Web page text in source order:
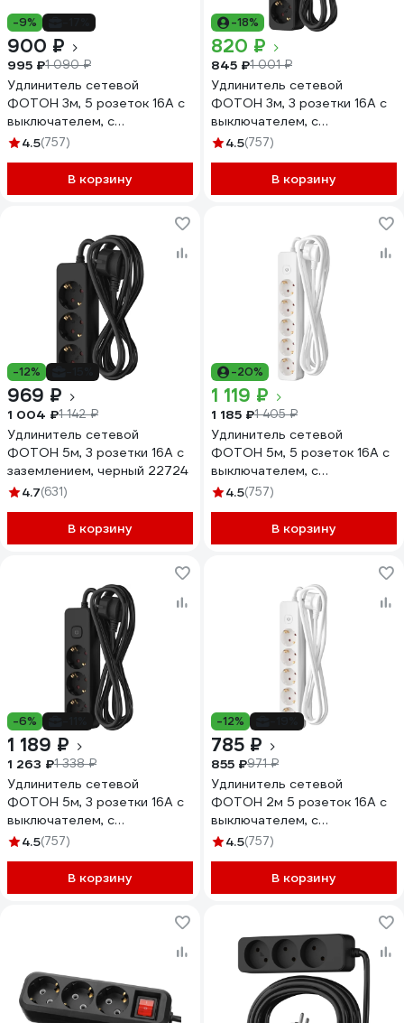
-9%
900 ₽
995 ₽1 090 ₽
Удлинитель сетевой
ФОТОН 3м, 5 розеток 16А с
выключателем, с
заземлением, черный 22730
4.5(757)
В корзину
-18%
820 ₽
845 ₽1 001 ₽
Удлинитель сетевой
ФОТОН 3м, 3 розетки 16А с
выключателем, с
заземлением, черный 24755
4.5(757)
В корзину
-12%
969 ₽
1 004 ₽1 142 ₽
Удлинитель сетевой
ФОТОН 5м, 3 розетки 16А с
заземлением, черный 22724
4.7(631)
В корзину
-20%
1 119 ₽
1 185 ₽1 405 ₽
Удлинитель сетевой
ФОТОН 5м, 5 розеток 16А с
выключателем, с
заземлением, Белый 21209
4.5(757)
В корзину
-6%
1 189 ₽
1 263 ₽1 338 ₽
Удлинитель сетевой
ФОТОН 5м, 3 розетки 16А с
выключателем, с
заземлением, черный 24756
4.5(757)
В корзину
-12%
785 ₽
855 ₽971 ₽
Удлинитель сетевой
ФОТОН 2м 5 розеток 16А с
выключателем, с
заземлением, Белый 21207
4.5(757)
В корзину